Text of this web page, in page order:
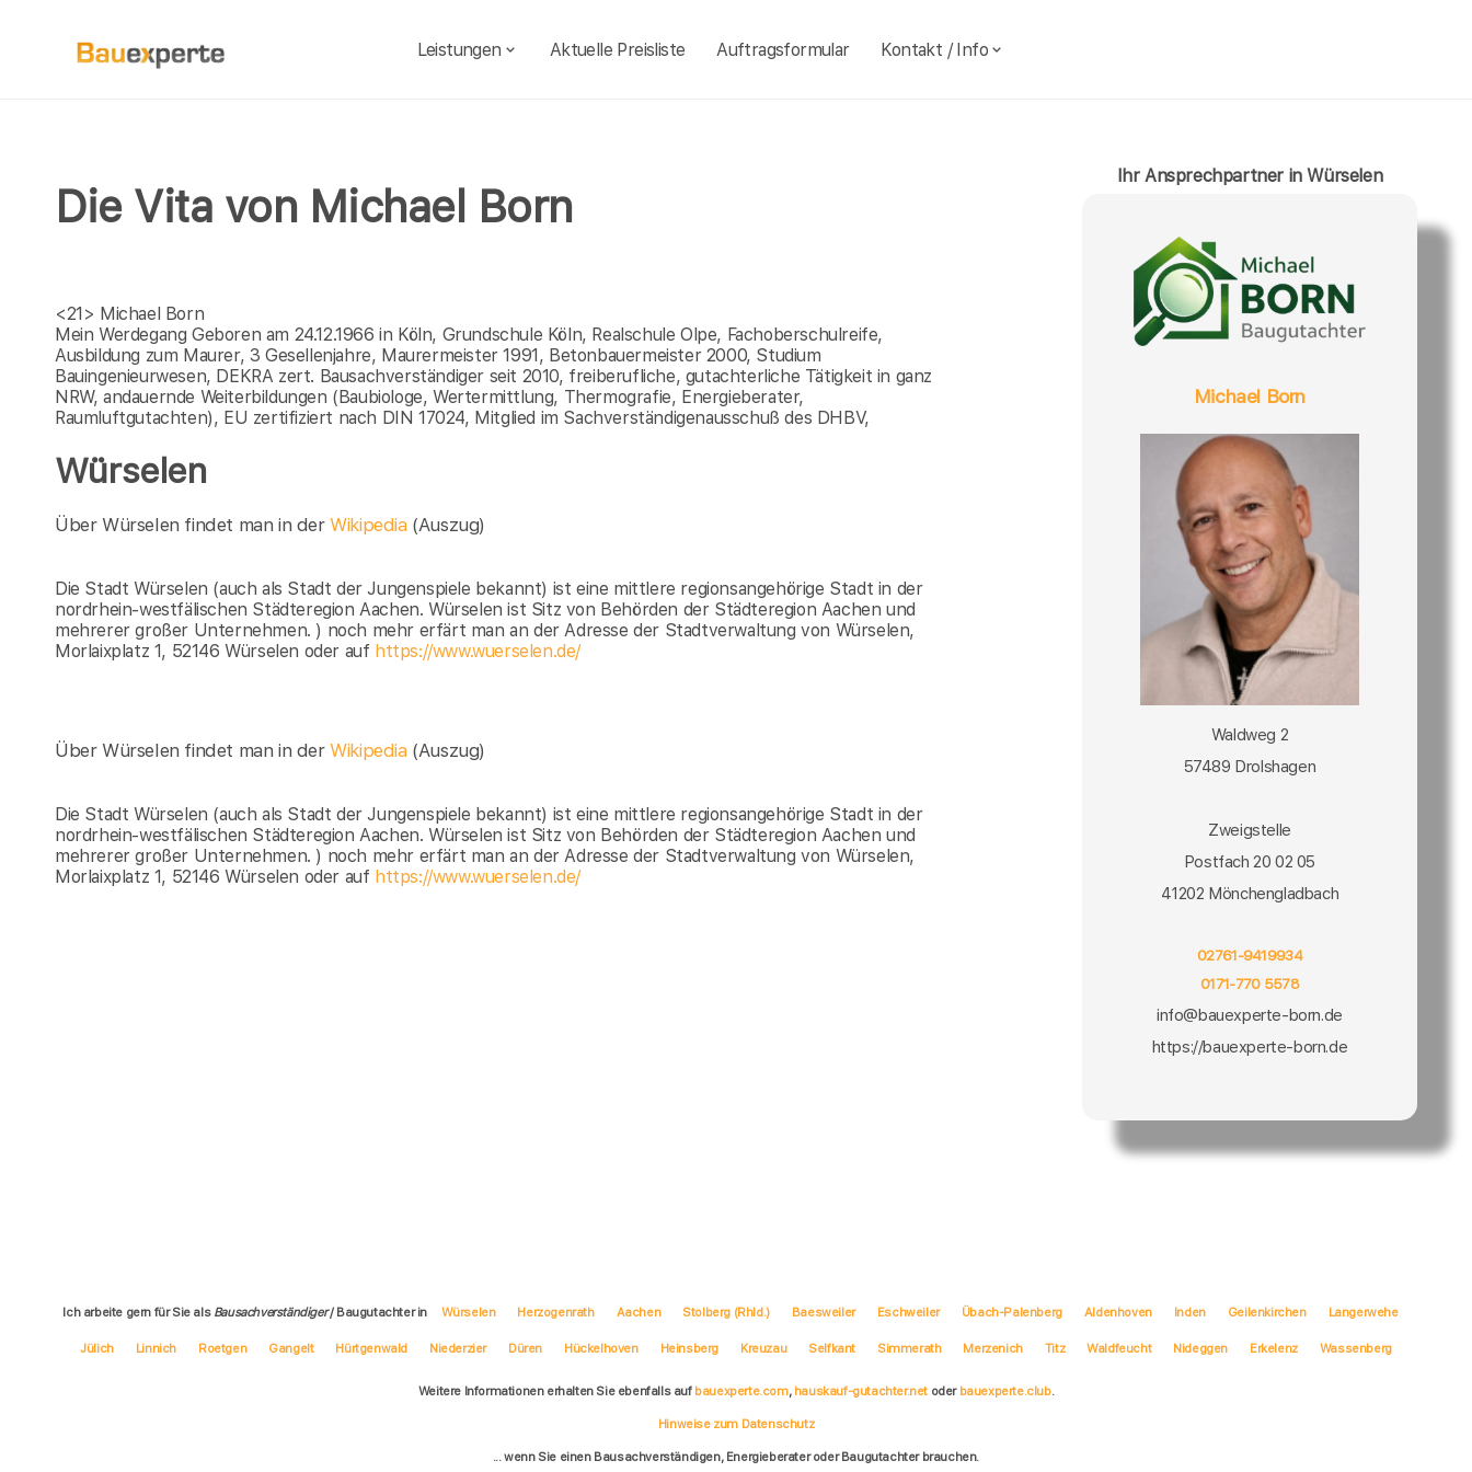
Leistungen Aktuelle Preisliste Auftragsformular Kontakt / Info
Die Vita von Michael Born
<21> Michael Born
Mein Werdegang Geboren am 24.12.1966 in Köln, Grundschule Köln, Realschule Olpe, Fachoberschulreife,
Ausbildung zum Maurer, 3 Gesellenjahre, Maurermeister 1991, Betonbauermeister 2000, Studium
Bauingenieurwesen, DEKRA zert. Bausachverständiger seit 2010, freiberufliche, gutachterliche Tätigkeit in ganz
NRW, andauernde Weiterbildungen (Baubiologe, Wertermittlung, Thermografie, Energieberater,
Raumluftgutachten), EU zertifiziert nach DIN 17024, Mitglied im Sachverständigenausschuß des DHBV,
Würselen
Über Würselen findet man in derWikipedia (Auszug)
Die Stadt Würselen (auch als Stadt der Jungenspiele bekannt) ist eine mittlere regionsangehörige Stadt in der
nordrhein-westfälischen Städteregion Aachen. Würselen ist Sitz von Behörden der Städteregion Aachen und
mehrerer großer Unternehmen. ) noch mehr erfärt man an der Adresse der Stadtverwaltung von Würselen,
Morlaixplatz 1, 52146 Würselen oder auf https://www.wuerselen.de/
Über Würselen findet man in derWikipedia (Auszug)
Die Stadt Würselen (auch als Stadt der Jungenspiele bekannt) ist eine mittlere regionsangehörige Stadt in der
nordrhein-westfälischen Städteregion Aachen. Würselen ist Sitz von Behörden der Städteregion Aachen und
mehrerer großer Unternehmen. ) noch mehr erfärt man an der Adresse der Stadtverwaltung von Würselen,
Morlaixplatz 1, 52146 Würselen oder auf https://www.wuerselen.de/
Ihr Ansprechpartner in Würselen
Michael Born
Waldweg 2
57489 Drolshagen
Zweigstelle
Postfach 20 02 05
41202 Mönchengladbach
02761-9419934
0171-770 5578
info@bauexperte-born.de
https://bauexperte-born.de
Ich arbeite gern für Sie als Bausachverständiger/ Baugutachter in Würselen Herzogenrath Aachen Stolberg (Rhld.) Baesweiler Eschweiler Übach-Palenberg Aldenhoven Inden Geilenkirchen Langerwehe
Jülich Linnich Roetgen Gangelt Hürtgenwald Niederzier Düren Hückelhoven Heinsberg Kreuzau Selfkant Simmerath Merzenich Titz Waldfeucht Nideggen Erkelenz Wassenberg
Weitere Informationen erhalten Sie ebenfalls auf bauexperte.com, hauskauf-gutachter.net oder bauexperte.club.
Hinweise zum Datenschutz
... wenn Sie einen Bausachverständigen, Energieberater oder Baugutachter brauchen.